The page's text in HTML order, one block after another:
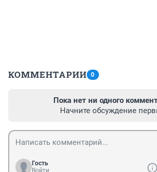
КОММЕНТАРИИ 0
Пока нет ни одного
Начните обсуждение
Гость
Войти